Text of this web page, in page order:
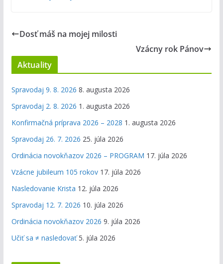
Dosť máš na mojej milosti
Vzácny rok Pánov
Aktuality
Spravodaj 9. 8. 2026 8. augusta 2026
Spravodaj 2. 8. 2026 1. augusta 2026
Konfirmačná príprava 2026 – 2028 1. augusta 2026
Spravodaj 26. 7. 2026 25. júla 2026
Ordinácia novokňazov 2026 – PROGRAM 17. júla 2026
Vzácne jubileum 105 rokov 17. júla 2026
Nasledovanie Krista 12. júla 2026
Spravodaj 12. 7. 2026 10. júla 2026
Ordinácia novokňazov 2026 9. júla 2026
Učiť sa ≠ nasledovať 5. júla 2026